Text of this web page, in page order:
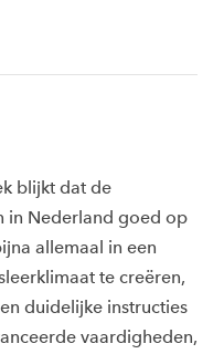
blijkt dat de
in Nederland goed op
allemaal in een
te creëren,
duidelijke instructies
vaardigheden,